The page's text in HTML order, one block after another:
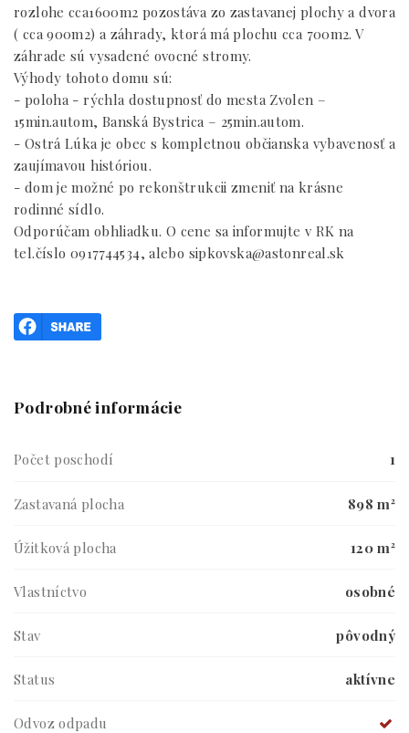
rozlohe cca1600m2 pozostáva zo zastavanej plochy a dvora
( cca 900m2) a záhrady, ktorá má plochu cca 700m2. V
záhrade sú vysadené ovocné stromy.
Výhody tohoto domu sú:
- poloha - rýchla dostupnosť do mesta Zvolen –
15min.autom, Banská Bystrica – 25min.autom.
- Ostrá Lúka je obec s kompletnou občianska vybavenosť a
zaujímavou históriou.
- dom je možné po rekonštrukcii zmeniť na krásne
rodinné sídlo.
Odporúčam obhliadku. O cene sa informujte v RK na
tel.číslo 0917744534, alebo sipkovska@astonreal.sk
Podrobné informácie
Počet poschodí 1
Zastavaná plocha 898 m²
Úžitková plocha 120 m²
Vlastníctvo osobné
Stav pôvodný
Status aktívne
Odvoz odpadu